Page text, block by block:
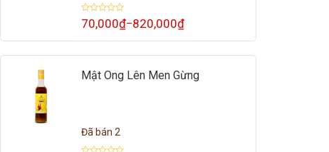
Được
xếp
5
70,000₫–820,000₫
Khoảng
giá:
70,000₫
đến
820,000₫
Mật Ong Lên Men Gừng
Đã bán 2